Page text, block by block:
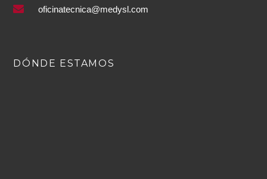
oficinatecnica@medysl.com
DÓNDE ESTAMOS